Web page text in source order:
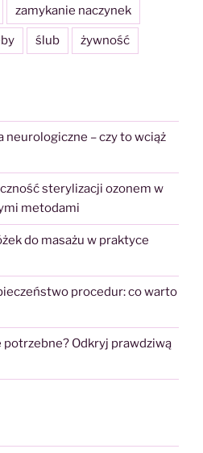
zamykanie naczynek
ślub żywność
neurologiczne – czy to wciąż
sterylizacji ozonem w
metodami
do masażu w praktyce
procedur: co warto
potrzebne? Odkryj prawdziwą